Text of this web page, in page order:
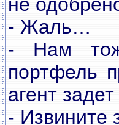
- Жаль…
- Нам
портфель
агент
- Извините